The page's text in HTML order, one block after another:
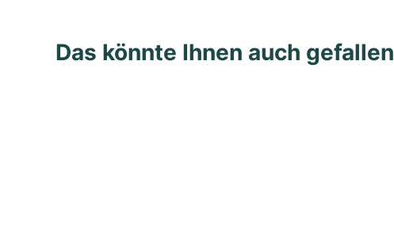
Das könnte Ihnen auch gefallen